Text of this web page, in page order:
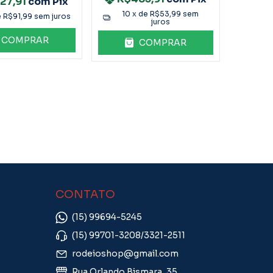
R$91,99 sem juros
COMPRAR
10 x deR$53,99 sem
juros
COMPRAR
CONTATO
(15) 99694-5245
(15) 99701-3208/3321-2511
rodeioshop@gmail.com